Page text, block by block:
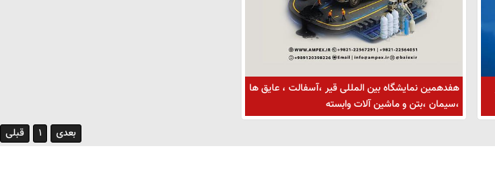
هفدهمین نمایشگاه بین المللی قیر ،آسفالت ، عایق ها
،سیمان ،بتن و ماشین آلات وابسته
قبلی 1 بعدی